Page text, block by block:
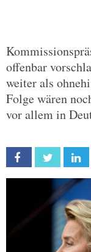
offenbar
weiter als
Folge wären
vor allem in
Facebook Twitter